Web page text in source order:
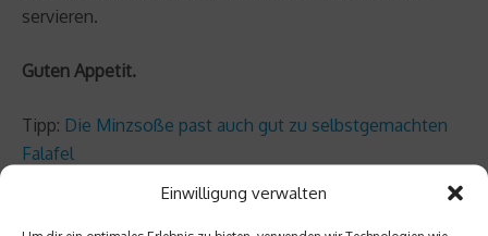
Einwilligung verwalten
servieren.
Guten Appetit.
Tipp: Die Minzsoße past auch gut zu selbstgemachten
Falafel
Mehr Linsen für Sportler: Pasta aus Linsenmehl